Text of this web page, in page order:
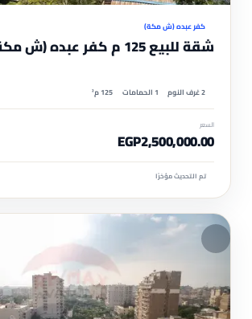
كفر عبده (ش مكة)
شقة للبيع 125 م كفر عبده (ش مكة)
2 غرف النوم 1 الحمامات 125 م²
السعر
EGP2,500,000.00
تم التحديث مؤخرًا